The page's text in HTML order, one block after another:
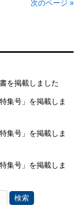
次のページ »
を掲載しました
集号」を掲載しま
集号」を掲載しま
集号」を掲載しま